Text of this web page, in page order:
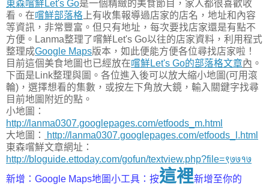
東森嚐鮮Let's Go是一個精緻的美食節目，家人都很喜歡收
看。在嚐鮮部落格 上有收集報導過店家的店名，地址和內容
等資訊，非常豐富。但只有地址，每次要找店家還是有點不
方便。Lanma整理了嚐鮮Let's Go以往的店家資料，利用程式
整理成Google Maps版本，如此便能方便各位尋找店家啦！
目前這個美食地圖也已經放在嚐鮮Let's Go的部落格文章內 。
下面是Link整理與圖。各位進入後可以放大縮小地圖(可用滾
輪)，選擇想看的集數，或按左下角放大鏡，輸入關鍵字找尋
目前地圖附近的點。
小地圖：
http://lanma0307.googlepages.com/etfoods_m.html
大地圖：
http://lanma0307.googlepages.com/etfoods_l.html
東森嚐鮮文章網址：
http://bloguide.ettoday.com/gofun/textview.php?file=९७७१७
新增：Google Maps地圖小工具：按這裡新增至你的